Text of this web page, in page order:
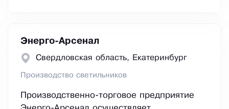
Энерго-Арсенал
Свердловская область, Екатеринбург
Производство светильников
Производственно-торговое предприятие